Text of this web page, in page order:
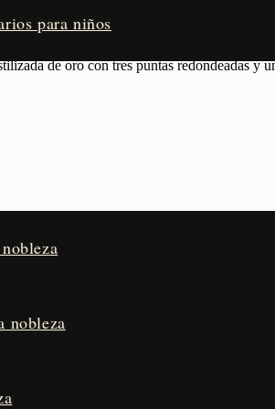
para niños
nobleza
múltiples variantes. Las opciones se pueden